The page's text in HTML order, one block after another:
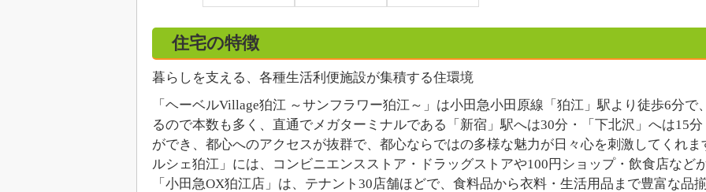
住宅の特徴
暮らしを支える、各種生活利便施設が集積する住環境
「ヘーベルVillage狛江 ～サンフラワー狛江～」は小田急小田原線「狛江」駅より徒歩6分
るので本数も多く、直通でメガターミナルである「新宿」駅へは30分・「下北沢」へは15
ができ、都心へのアクセスが抜群で、都心ならではの多様な魅力が日々心を刺激してくれ
ルシェ狛江」には、コンビニエンスストア・ドラッグストアや100円ショップ・飲食店など
「小田急OX狛江店」は、テナント30店舗ほどで、食料品から衣料・生活用品まで豊富な品